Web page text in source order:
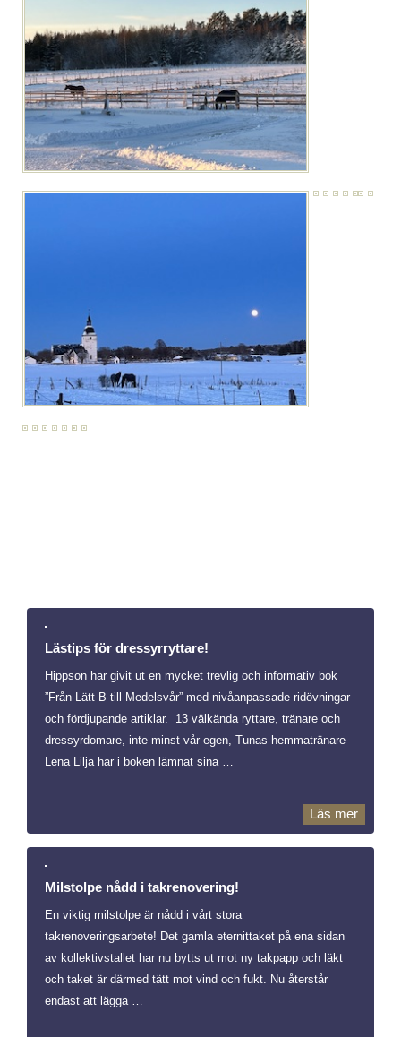
Lästips för dressyrryttare!
Hippson har givit ut en mycket trevlig och informativ bok
”Från Lätt B till Medelsvår” med nivåanpassade ridövningar
och fördjupande artiklar. 13 välkända ryttare, tränare och
dressyrdomare, inte minst vår egen, Tunas hemmatränare
Lena Lilja har i boken lämnat sina …
Läs mer
Milstolpe nådd i takrenovering!
En viktig milstolpe är nådd i vårt stora
takrenoveringsarbete! Det gamla eternittaket på ena sidan
av kollektivstallet har nu bytts ut mot ny takpapp och läkt
och taket är därmed tätt mot vind och fukt. Nu återstår
endast att lägga …